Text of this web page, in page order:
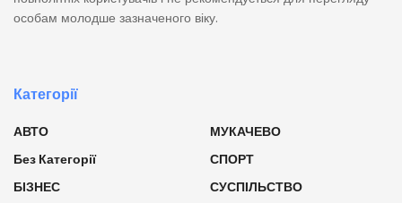
особам молодше зазначеного віку.
Категорії
АВТО
Без Категорії
БІЗНЕС
МУКАЧЕВО
СПОРТ
СУСПІЛЬСТВО